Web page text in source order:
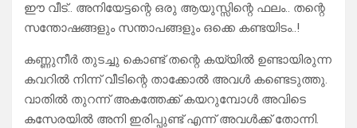
ഈ വീട്.. അനിയേട്ടന്റെ ഒരു ആയുസ്സിന്റെ ഫലം.. തന്റെ
സന്തോഷങ്ങളും സന്താപങ്ങളും ഒക്കെ കണ്ടയിടം..!
കണ്ണുനീർ തുടച്ചു കൊണ്ട് തന്റെ കയ്യിൽ ഉണ്ടായിരുന്ന
കവറിൽ നിന്ന് വീടിന്റെ താക്കോൽ അവൾ കണ്ടെടുത്തു.
വാതിൽ തുറന്ന് അകത്തേക്ക് കയറുമ്പോൾ അവിടെ
കസേരയിൽ അനി ഇരിപ്പുണ്ട് എന്ന് അവൾക്ക് തോന്നി.